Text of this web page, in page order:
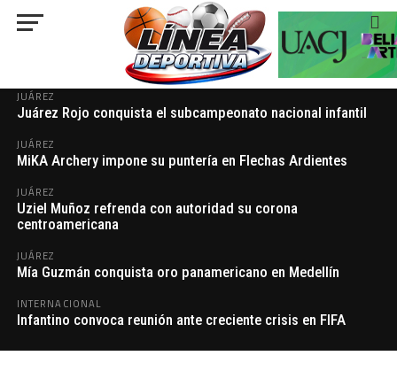
###
la Leagues Cup 2026
NACIONAL
Quiñones revive el Mundial que cambió su historia
¡Isaac del Toro seguirá haciendo historia con UAE
Team Emirates-XRG!
JUÁREZ
Juárez Rojo conquista el subcampeonato nacional infantil
JUÁREZ
MiKA Archery impone su puntería en Flechas Ardientes
JUÁREZ
Uziel Muñoz refrenda con autoridad su corona
centroamericana
JUÁREZ
Mía Guzmán conquista oro panamericano en Medellín
INTERNACIONAL
Infantino convoca reunión ante creciente crisis en FIFA